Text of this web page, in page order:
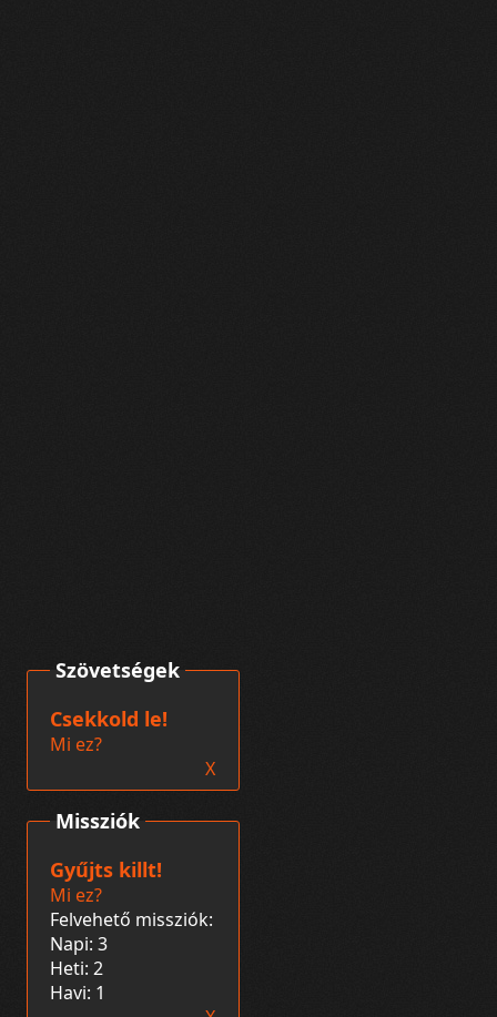
Missziók
Gyűjts killt!
Mi ez?
Felvehető missziók:
Napi: 3
Heti: 2
Havi: 1
Szövetségek
Csekkold le!
Mi ez?
X